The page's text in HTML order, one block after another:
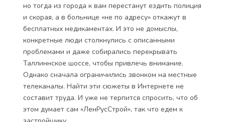
но тогда из города к вам перестанут ездить полиция
и скорая, а в больнице «не по адресу» откажут в
бесплатных медикаментах. И это не домыслы,
конкретные люди столкнулись с описанными
проблемами и даже собирались перекрывать
Таллиннское шоссе, чтобы привлечь внимание.
Однако сначала ограничились звонком на местные
телеканалы. Найти эти сюжеты в Интернете не
составит труда. И уже не терпится спросить, что об
этом думает сам «ЛенРусСтрой», так что едем к